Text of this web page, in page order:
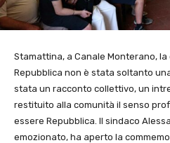
Stamattina, a Canale Monterano,
Repubblica non è stata soltanto
stata un racconto collettivo, un
restituito alla comunità il senso
essere Repubblica. Il sindaco
emozionato, ha aperto la